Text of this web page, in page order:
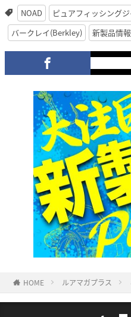
NOAD ピュアフィッシング
バークレイ(Berkley)
新製品情報
HOME ルアマガプラス